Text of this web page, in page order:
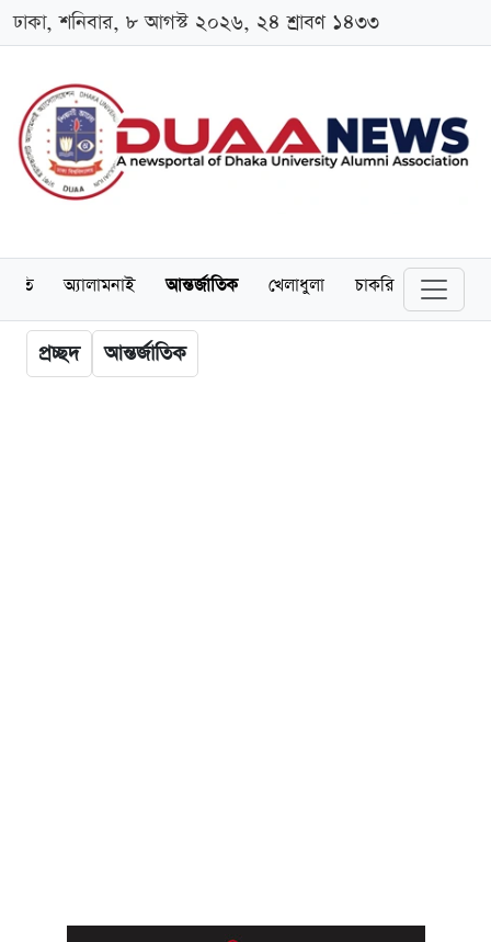
ঢাকা, শনিবার, ৮ আগস্ট ২০২৬, ২৪ শ্রাবণ ১৪৩৩
অ্যালামনাই আন্তর্জাতিক খেলাধুলা চাকরি স্কলারশিপ
প্রচ্ছদ আন্তর্জাতিক